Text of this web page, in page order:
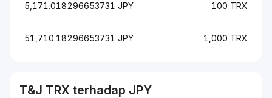
5,171.018296653731 JPY 100 TRX
51,710.18296653731 JPY 1,000 TRX
T&J TRX terhadap JPY